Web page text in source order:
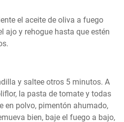
el aceite de oliva a fuego
ajo y rehogue hasta que estén
y saltee otros 5 minutos. A
la pasta de tomate y todas
en polvo, pimentón ahumado,
bien, baje el fuego a bajo,